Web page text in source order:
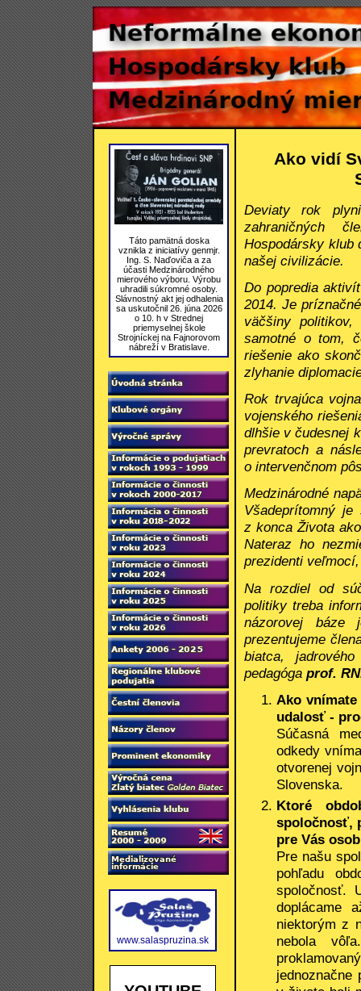
Táto pamätná doska
vznikla z iniciatívy genmjr.
Ing. S. Naďoviča a za
účasti Medzinárodného
mierového výboru. Výrobu
uhradili súkromné osoby.
Slávnostný akt jej odhalenia
sa uskutočnil 26. júna 2026
o 10. h v Strednej
priemyselnej škole
Strojníckej na Fajnorovom
nábreží v Bratislave.
www.salaspruzina.sk
Ako vidí
Deviaty rok
zahraničných
Hospodársky klub
našej civilizácie.
Do popredia
2014. Je
väčšiny
samotné o tom,
riešenie ako
zlyhanie
Rok trvajúca
vojenského
dlhšie v čudesnej
prevratoch a
o intervenčnom
Medzinárodné
Všadeprítomný
z konca Života
Nateraz ho
prezidenti
Na rozdiel od
politiky treba
názorovej báze
prezentujeme
biatca,
pedagóga prof.
Ako
udalosť -
Súčasná
odkedy
otvorenej
Slovenska.
Ktoré
spoločnosť,
pre Vás
Pre našu
pohľadu
spoločnosť.
doplácame
niektorým z
nebola
jednoznačne